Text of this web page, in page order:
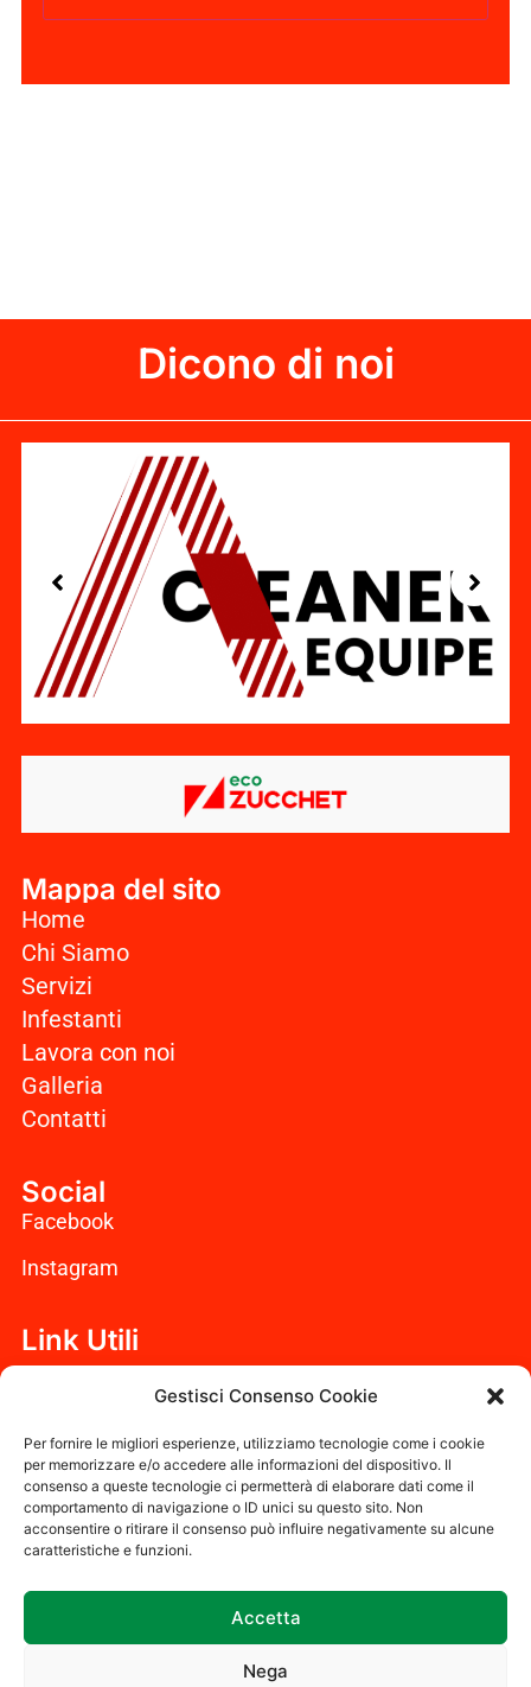
Gestisci Consenso Cookie
Per fornire le migliori esperienze, utilizziamo tecnologie come i cookie
per memorizzare e/o accedere alle informazioni del dispositivo. Il
consenso a queste tecnologie ci permetterà di elaborare dati come il
comportamento di navigazione o ID unici su questo sito. Non
acconsentire o ritirare il consenso può influire negativamente su alcune
caratteristiche e funzioni.
Accetta
Nega
Dicono di noi
Mappa del sito
Home
Chi Siamo
Servizi
Infestanti
Lavora con noi
Galleria
Contatti
Social
Facebook
Instagram
Link Utili
Dichiarazione sulla Privacy (UE)
Disconoscimento
Codice Etico
2023 Eco Zucchet S.r.l. Società a responsabilità
limitata – Capitale sociale €10.000,00 -Sede legale